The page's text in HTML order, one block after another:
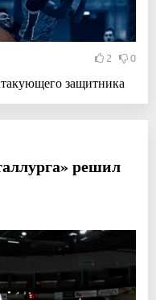
2 0
защитника
решил